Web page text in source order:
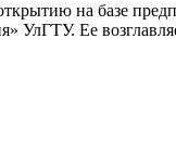
на базе
УлГТУ. Ее